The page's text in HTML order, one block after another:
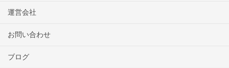
運営会社
お問い合わせ
ブログ